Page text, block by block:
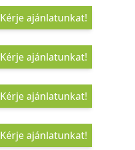
Kérje ajánlatunkat!
Kérje ajánlatunkat!
Kérje ajánlatunkat!
Kérje ajánlatunkat!